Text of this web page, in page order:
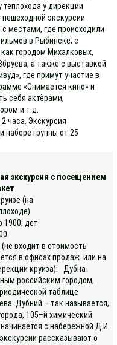
у дирекции
экскурсии
местами, где происходили
в Рыбинске; с
городом Михалковых,
а также с выставкой
где примут участие в
«Снимается кино» и
себя актёрами,
и т.д.
часа. Экскурсия
наборе группы от 25
экскурсия с посещением
(на
1900; дет
входит в стоимость
в офисах продаж или на
круиза): Дубна
российским городом,
таблице
Дубний – так называется,
105–й химический
с набережной Д.И.
рассказывают о